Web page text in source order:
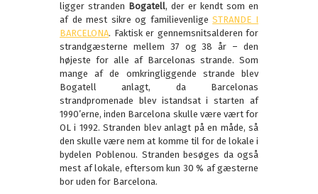
ligger stranden Bogatell, der er kendt som en
af de mest sikre og familievenligeSTRANDE I
BARCELONA. Faktisk er gennemsnitsalderen for
strandgæsterne mellem 37 og 38 år – den
højeste for alle af Barcelonas strande. Som
mange af de omkringliggende strande blev
Bogatell anlagt, da Barcelonas
strandpromenade blev istandsat i starten af
1990’erne, inden Barcelona skulle være vært for
OL i 1992. Stranden blev anlagt på en måde, så
den skulle være nem at komme til for de lokale i
bydelen Poblenou. Stranden besøges da også
mest af lokale, eftersom kun 30 % af gæsterne
bor uden for Barcelona.